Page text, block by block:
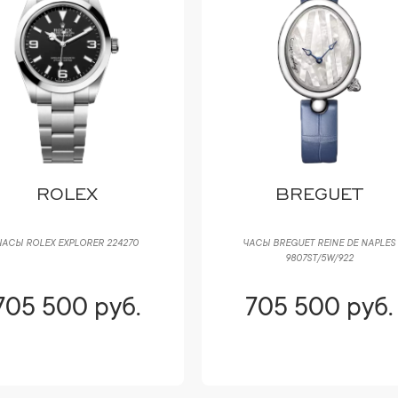
ROLEX
ROLEX EXPLORER 224270
500 руб.
BREGUET
ЧАСЫ BREGUET REINE DE NAPLES
9807ST/5W/922
705 500 руб.